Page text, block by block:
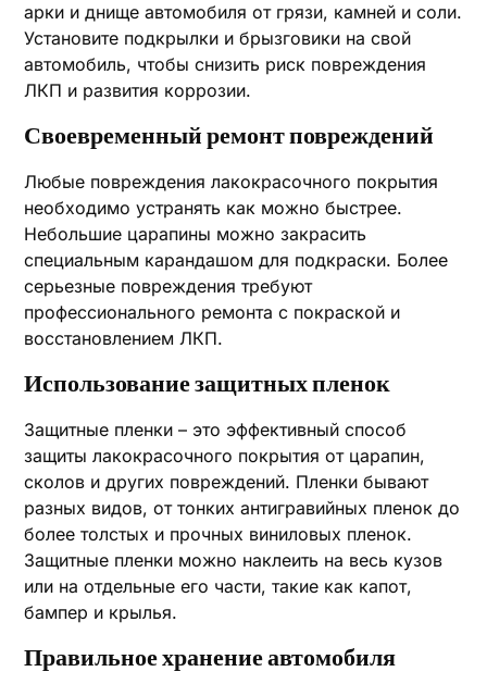
арки и днище автомобиля от грязи, камней и соли.
Установите подкрылки и брызговики на свой
автомобиль, чтобы снизить риск повреждения
ЛКП и развития коррозии.
Своевременный ремонт повреждений
Любые повреждения лакокрасочного покрытия
необходимо устранять как можно быстрее.
Небольшие царапины можно закрасить
специальным карандашом для подкраски. Более
серьезные повреждения требуют
профессионального ремонта с покраской и
восстановлением ЛКП.
Использование защитных пленок
Защитные пленки – это эффективный способ
защиты лакокрасочного покрытия от царапин,
сколов и других повреждений. Пленки бывают
разных видов, от тонких антигравийных пленок до
более толстых и прочных виниловых пленок.
Защитные пленки можно наклеить на весь кузов
или на отдельные его части, такие как капот,
бампер и крылья.
Правильное хранение автомобиля